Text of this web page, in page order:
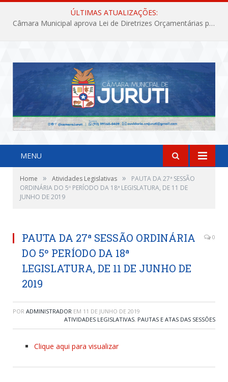
ÚLTIMAS ATUALIZAÇÕES:
Câmara Municipal aprova Lei de Diretrizes Orçamentárias para o exercício financeiro de 2027
MENU
Home » Atividades Legislativas »
PAUTA DA 27ª SESSÃO
ORDINÁRIA DO 5º PERÍODO DA 18ª LEGISLATURA, DE 11 DE
JUNHO DE 2019
PAUTA DA 27ª SESSÃO ORDINÁRIA
DO 5º PERÍODO DA 18ª
LEGISLATURA, DE 11 DE JUNHO DE
2019
0
POR ADMINISTRADOR EM 11 DE JUNHO DE 2019
ATIVIDADES LEGISLATIVAS, PAUTAS E ATAS DAS SESSÕES
Clique aqui para visualizar